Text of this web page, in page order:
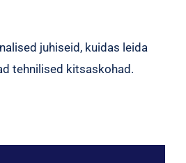
juhiseid, kuidas leida
tehnilised kitsaskohad.